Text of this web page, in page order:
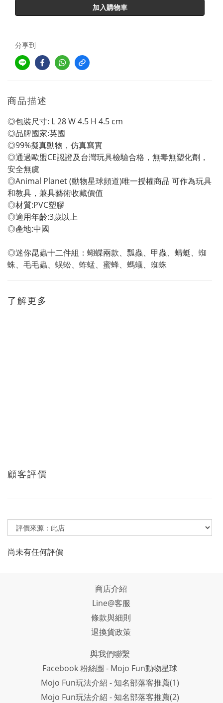
加入購物車
分享到
商品描述
◎包裝尺寸: L 28 W 4.5 H 4.5 cm
◎品牌國家:英國
◎99%擬真動物，仿真寫實
◎通過歐盟CE認證及台灣玩具檢驗合格，無毒無塑化劑，
安全無虞
◎Animal Planet (動物星球頻道)唯一授權商品 可作為玩具
和教具，兼具藝術收藏價值
◎材質:PVC塑膠
◎適用年齡:3歲以上
◎產地:中國
◎迷你昆蟲十二件組：蝴蝶兩款、瓢蟲、甲蟲、蜻蜓、蜘
蛛、毛毛蟲、蜈蚣、蚱蜢、蜜蜂、螞蟻、蜘蛛
了解更多
顧客評價
尚未有任何評價
商店介紹
Line@客服
條款與細則
退換貨政策
與我們聯繫
Facebook 粉絲團 - Mojo Fun動物星球
Mojo Fun玩法介紹 - 知名部落客推薦(1)
Mojo Fun玩法介紹 - 知名部落客推薦(2)